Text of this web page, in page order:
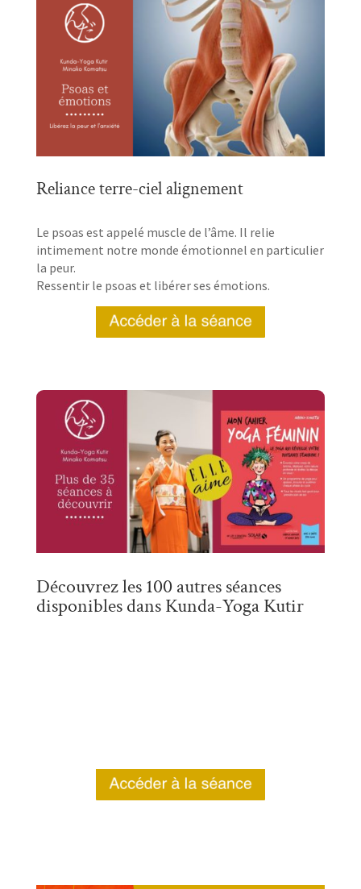
Reliance terre-ciel alignement
Le psoas est appelé muscle de l’âme. Il relie
intimement notre monde émotionnel en particulier
la peur.
Ressentir le psoas et libérer ses émotions.
Découvrez les 100 autres séances
disponibles dans Kunda-Yoga Kutir